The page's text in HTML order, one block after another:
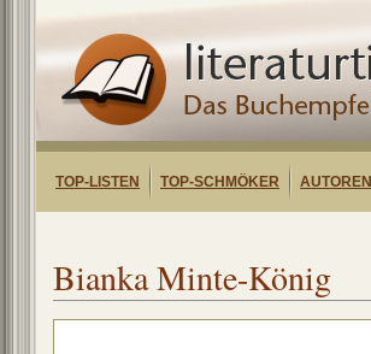
TOP-LISTEN TOP-SCHMÖKER AUTOREN
Bianka Minte-König